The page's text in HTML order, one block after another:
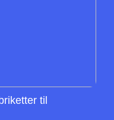
til